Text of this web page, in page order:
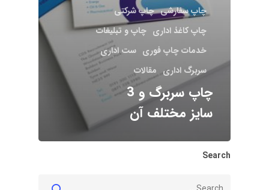
چاپ سفارشی چاپ شرکتی
چاپ کاغذ اداری چاپ و تبلیغات
خدمات چاپ فوری ست اداری
سربرگ اداری مقالات
چاپ سربرگ و 3
سایز مختلف آن
Search